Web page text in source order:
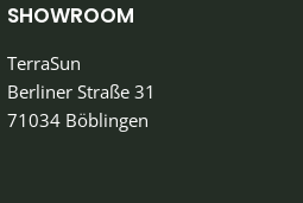
SHOWROOM
TerraSun
Berliner Straße 31
71034 Böblingen